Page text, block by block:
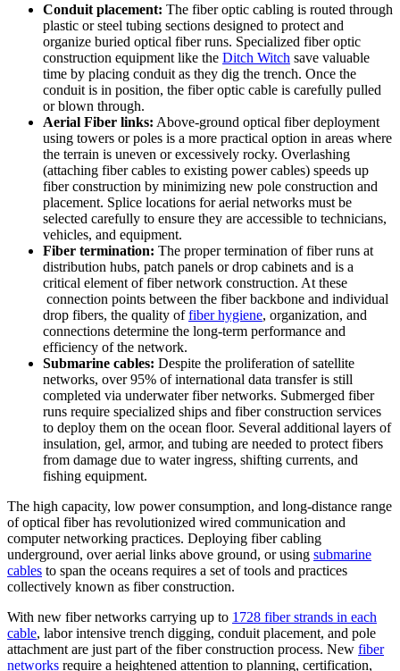
Conduit placement: The fiber optic cabling is routed through
plastic or steel tubing sections designed to protect and
organize buried optical fiber runs. Specialized fiber optic
construction equipment like the Ditch Witch save valuable
time by placing conduit as they dig the trench. Once the
conduit is in position, the fiber optic cable is carefully pulled
or blown through.
Aerial Fiber links: Above-ground optical fiber deployment
using towers or poles is a more practical option in areas where
the terrain is uneven or excessively rocky. Overlashing
(attaching fiber cables to existing power cables) speeds up
fiber construction by minimizing new pole construction and
placement. Splice locations for aerial networks must be
selected carefully to ensure they are accessible to technicians,
vehicles, and equipment.
Fiber termination: The proper termination of fiber runs at
distribution hubs, patch panels or drop cabinets and is a
critical element of fiber network construction. At these
connection points between the fiber backbone and individual
drop fibers, the quality offiber hygiene, organization, and
connections determine the long-term performance and
efficiency of the network.
Submarine cables: Despite the proliferation of satellite
networks, over 95% of international data transfer is still
completed via underwater fiber networks. Submerged fiber
runs require specialized ships and fiber construction services
to deploy them on the ocean floor. Several additional layers of
insulation, gel, armor, and tubing are needed to protect fibers
from damage due to water ingress, shifting currents, and
fishing equipment.
The high capacity, low power consumption, and long-distance range
of optical fiber has revolutionized wired communication and
computer networking practices. Deploying fiber cabling
underground, over aerial links above ground, or using submarine
cables to span the oceans requires a set of tools and practices
collectively known as fiber construction.
With new fiber networks carrying up to 1728 fiber strands in each
cable, labor intensive trench digging, conduit placement, and pole
attachment are just part of the fiber construction process. New fiber
networks require a heightened attention to planning, certification,